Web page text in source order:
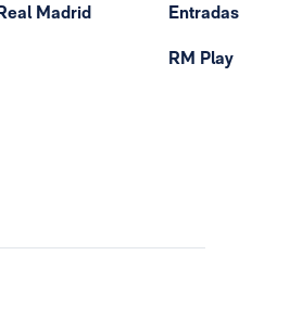
Madrid Entradas
RM Play